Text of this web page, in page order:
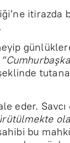
itirazda
eder. Savcı
bu